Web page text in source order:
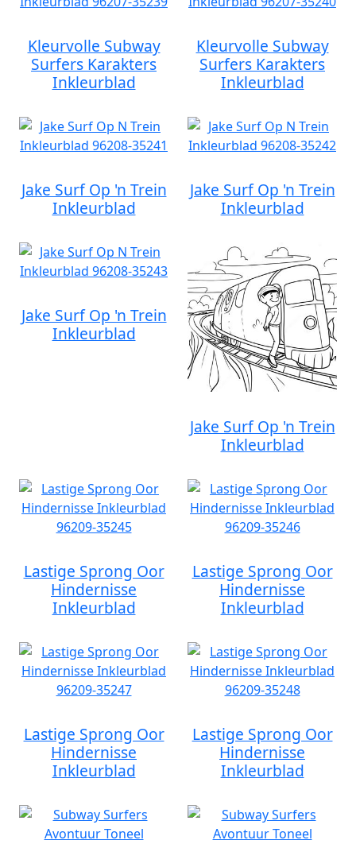
Kleurvolle Subway
Surfers Karakters
Inkleurblad
Kleurvolle Subway
Surfers Karakters
Inkleurblad
Jake Surf Op 'n Trein
Inkleurblad
Jake Surf Op 'n Trein
Inkleurblad
Jake Surf Op 'n Trein
Inkleurblad
Jake Surf Op 'n Trein
Inkleurblad
Lastige Sprong Oor
Hindernisse
Inkleurblad
Lastige Sprong Oor
Hindernisse
Inkleurblad
Lastige Sprong Oor
Hindernisse
Inkleurblad
Lastige Sprong Oor
Hindernisse
Inkleurblad